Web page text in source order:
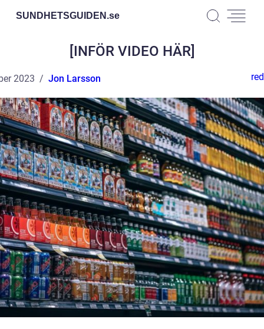
SUNDHETSGUIDEN.se
[INFÖR VIDEO HÄR]
2023 Jon Larsson